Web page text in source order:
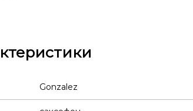
Gonzalez